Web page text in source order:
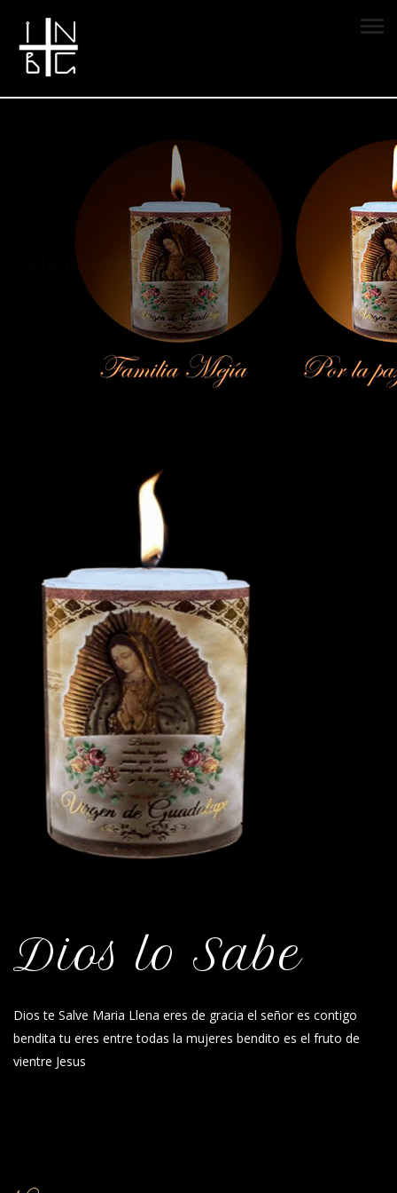
Vela encendida
Dios lo Sabe
Dios te Salve Maria Llena eres de gracia el señor es contigo
bendita tu eres entre todas la mujeres bendito es el fruto de
vientre Jesus